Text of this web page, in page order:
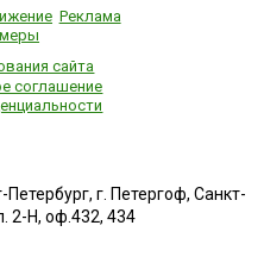
Реклама
сайта
соглашение
г. Петергоф, Санкт-
2-Н, оф.432, 434